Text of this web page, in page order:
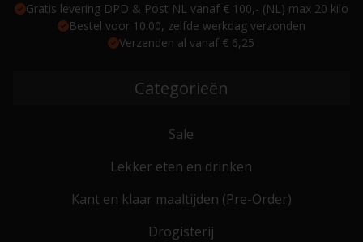
Gratis levering DPD & Post NL vanaf € 100,- (NL) max 20 kilo
Bestel voor 10:00, zelfde werkdag verzonden
Verzenden al vanaf € 6,25
Categorieën
Sale
Lekker eten en drinken
Kant en klaar maaltijden (Pre-Order)
Drogisterij